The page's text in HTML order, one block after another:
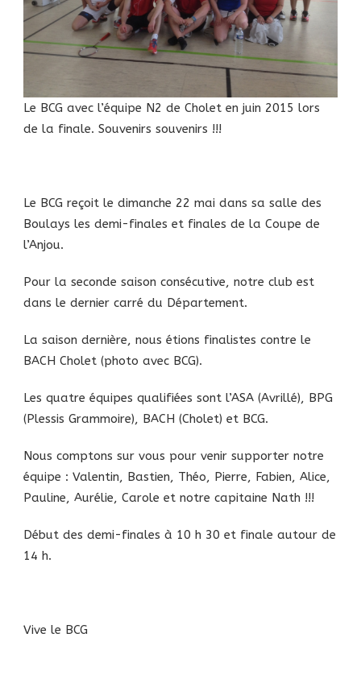
Le BCG avec l’équipe N2 de Cholet en juin 2015 lors
de la finale. Souvenirs souvenirs !!!
Le BCG reçoit le dimanche 22 mai dans sa salle des
Boulays les demi-finales et finales de la Coupe de
l’Anjou.
Pour la seconde saison consécutive, notre club est
dans le dernier carré du Département.
La saison dernière, nous étions finalistes contre le
BACH Cholet (photo avec BCG).
Les quatre équipes qualifiées sont l’ASA (Avrillé), BPG
(Plessis Grammoire), BACH (Cholet) et BCG.
Nous comptons sur vous pour venir supporter notre
équipe : Valentin, Bastien, Théo, Pierre, Fabien, Alice,
Pauline, Aurélie, Carole et notre capitaine Nath !!!
Début des demi-finales à 10 h 30 et finale autour de
14 h.
Vive le BCG